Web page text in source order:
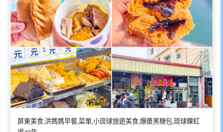
屏東美食,洪媽媽早餐,菜單,小琉球旅遊美食,爆漿黑糖包,琉球粿紅